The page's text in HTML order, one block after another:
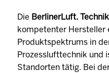
Die BerlinerLuft.
kompetenter Hersteller
Produktspektrums in
Prozesslufttechnik und
Standorten tätig. Bei